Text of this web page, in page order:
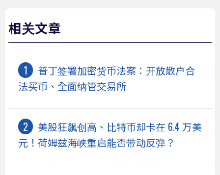
相关文章
普丁签署加密货币法案：开放散户合
法买币、全面纳管交易所
美股狂飙创高、比特币却卡在 6.4 万美
元！荷姆兹海峡重启能否带动反弹？